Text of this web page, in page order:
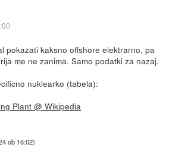
pokazati kaksno offshore elektrarno, pa
me ne zanima. Samo podatki za nazaj.
nuklearko (tabela):
Plant @ Wikipedia
ob 16:02)